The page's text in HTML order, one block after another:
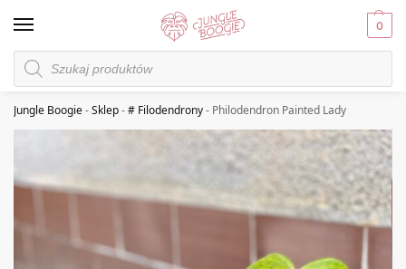
0
Jungle Boogie-Sklep-# Filodendrony- Philodendron Painted Lady